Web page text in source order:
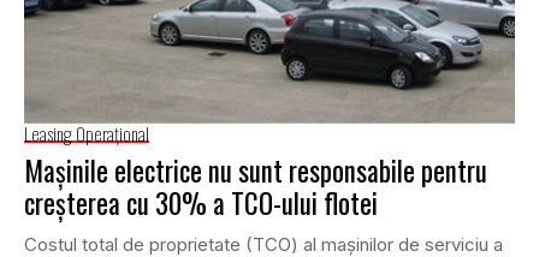
Leasing Operaţional
Mașinile electrice nu sunt responsabile pentru
creșterea cu 30% a TCO-ului flotei
Costul total de proprietate (TCO) al mașinilor de serviciu a